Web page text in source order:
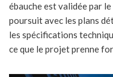
ébauche est validée par
poursuit avec les plans
les spécifications
ce que le projet prenne